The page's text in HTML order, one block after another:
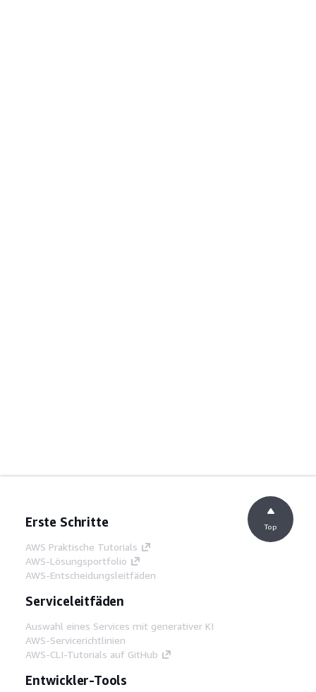
Erste Schritte
AWS Praktische Tutorials
AWS-Lösungsportfolio
AWS-Entscheidungsleitfäden
Serviceleitfäden
Auswahl eines Services mit generativer KI
AWS-Servicerichtlinien
AWS-CLI-Tutorials auf GitHub
Entwickler-Tools
Top